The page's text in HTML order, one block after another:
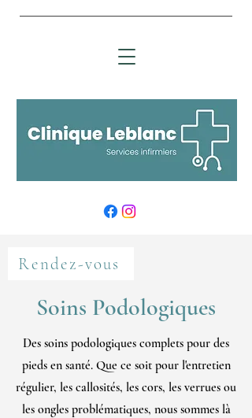
Rendez-vous
Soins Podologiques
Des soins podologiques complets pour des
pieds en santé. Que ce soit pour l'entretien
régulier, les callosités, les cors, les verrues ou
les ongles problématiques, nous sommes là